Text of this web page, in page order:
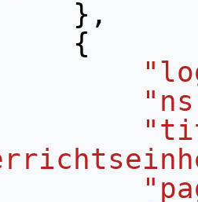
},
{